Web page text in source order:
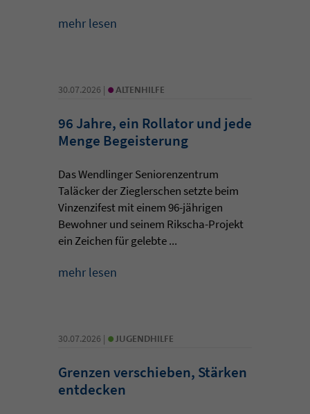
mehr lesen
30.07.2026 | • ALTENHILFE
96 Jahre, ein Rollator und jede
Menge Begeisterung
Das Wendlinger Seniorenzentrum
Taläcker der Zieglerschen setzte beim
Vinzenzifest mit einem 96-jährigen
Bewohner und seinem Rikscha-Projekt
ein Zeichen für gelebte ...
mehr lesen
30.07.2026 | • JUGENDHILFE
Grenzen verschieben, Stärken
entdecken